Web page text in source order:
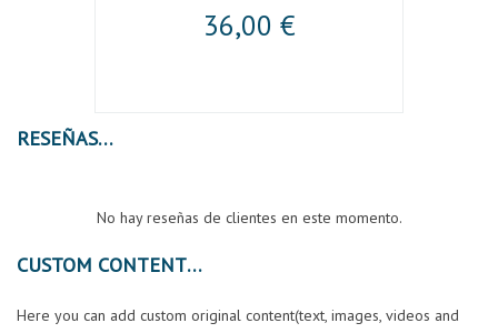
36,00 €
RESEÑAS
No hay reseñas de clientes en este momento.
CUSTOM CONTENT
Here you can add custom original content(text, images, videos and